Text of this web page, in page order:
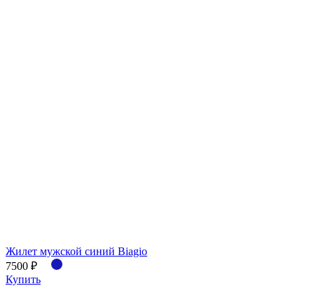
Жилет мужской синий Biagio
7500 ₽
Купить